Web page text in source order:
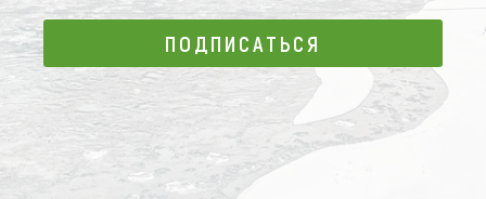
ПОДПИСАТЬСЯ
ПОДПИСАТЬСЯ